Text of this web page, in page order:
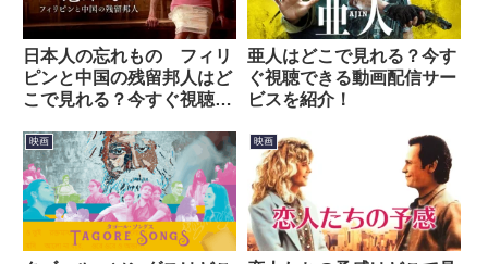
日本人の忘れもの フィリ
ピンと中国の残留邦人はど
こで見れる？今すぐ視聴で
介！
亜人はどこで見れる？今す
ぐ視聴できる動画配信サー
ビスを紹介！
映画 映画